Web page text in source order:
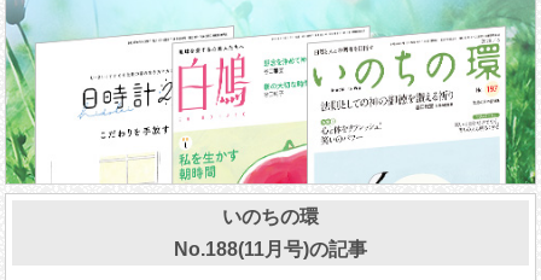
いのちの環
No.188(11月号)の記事